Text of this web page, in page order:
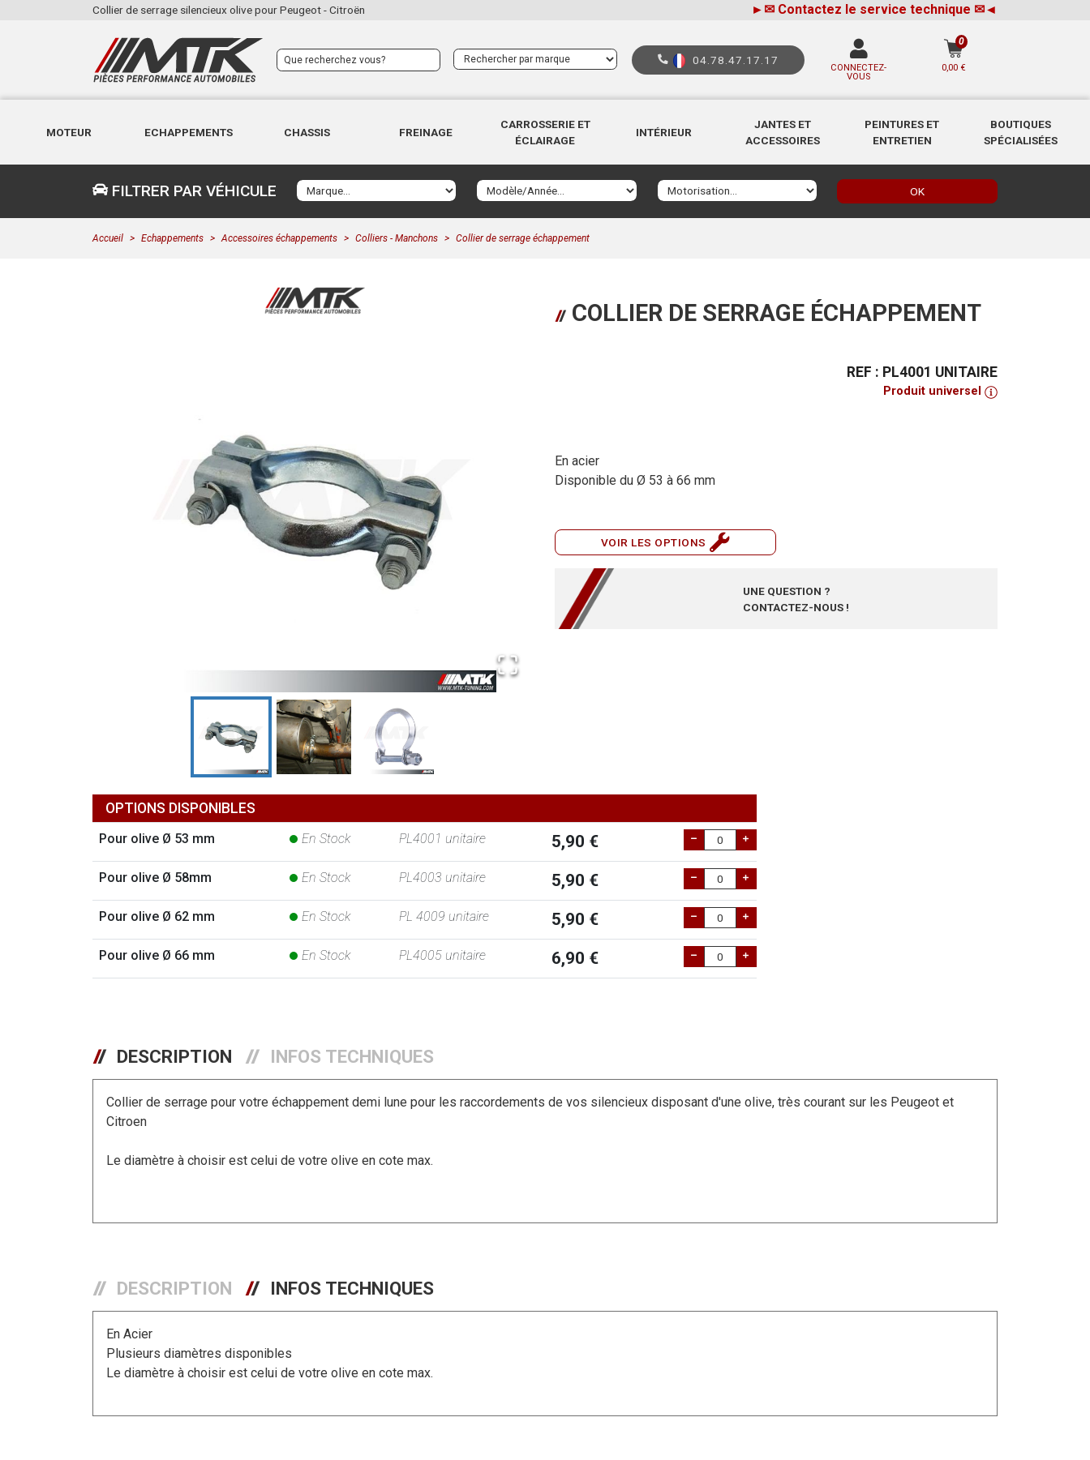
Collier de serrage silencieux olive pour Peugeot - Citroën ► ✉ Contactez le service technique ✉◄
04.78.47.17.17
CONNECTEZ-
VOUS
0,00 €
0
MOTEUR ECHAPPEMENTS CHASSIS FREINAGE
CARROSSERIE ET
ÉCLAIRAGE
INTÉRIEUR
JANTES ET
ACCESSOIRES
PEINTURES ET
ENTRETIEN
BOUTIQUES
SPÉCIALISÉES
FILTRER PAR VÉHICULE OK
Accueil Echappements Accessoires échappements Colliers - Manchons Collier de serrage échappement
COLLIER DE SERRAGE ÉCHAPPEMENT
REF : PL4001 UNITAIRE
Produit universel
En acier
Disponible du Ø 53 à 66 mm
VOIR LES OPTIONS
UNE QUESTION ?
CONTACTEZ-NOUS !
OPTIONS DISPONIBLES
Pour olive Ø 53 mm En Stock PL4001 unitaire 5,90 €
Pour olive Ø 58mm En Stock PL4003 unitaire 5,90 €
Pour olive Ø 62 mm En Stock PL 4009 unitaire 5,90 €
Pour olive Ø 66 mm En Stock PL4005 unitaire 6,90 €
DESCRIPTION INFOS TECHNIQUES
Collier de serrage pour votre échappement demi lune pour les raccordements de vos silencieux disposant d'une olive, très courant sur les Peugeot et
Citroen
Le diamètre à choisir est celui de votre olive en cote max.
DESCRIPTION INFOS TECHNIQUES
En Acier
Plusieurs diamètres disponibles
Le diamètre à choisir est celui de votre olive en cote max.